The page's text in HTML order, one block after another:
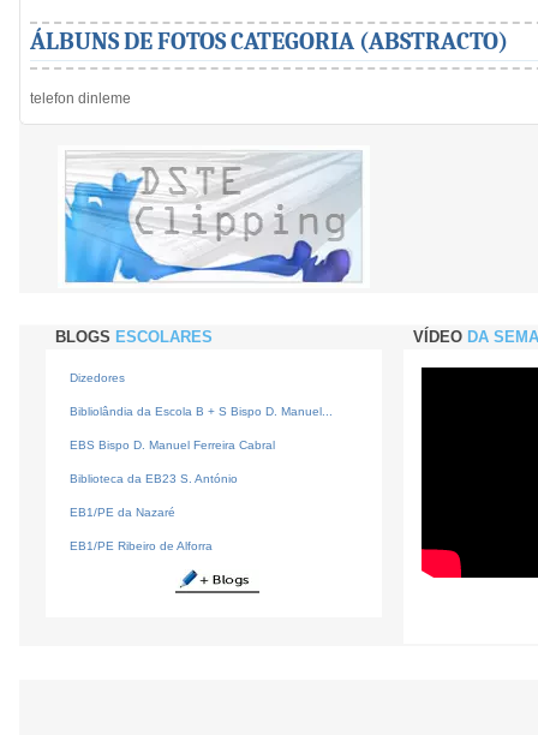
ÁLBUNS DE FOTOS CATEGORIA (ABSTRACTO)
telefon dinleme
BLOGS ESCOLARES
Dizedores
Bibliolândia da Escola B + S Bispo D. Manuel...
EBS Bispo D. Manuel Ferreira Cabral
Biblioteca da EB23 S. António
EB1/PE da Nazaré
EB1/PE Ribeiro de Alforra
VÍDEO DA